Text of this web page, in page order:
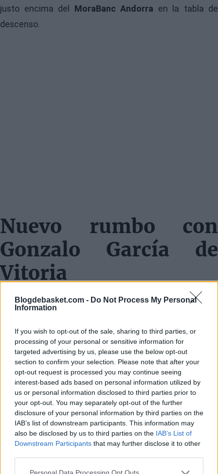
Blogdebasket.com - Do Not Process My Personal
Information
If you wish to opt-out of the sale, sharing to third parties, or
processing of your personal or sensitive information for
targeted advertising by us, please use the below opt-out
section to confirm your selection. Please note that after your
opt-out request is processed you may continue seeing
interest-based ads based on personal information utilized by
us or personal information disclosed to third parties prior to
your opt-out. You may separately opt-out of the further
disclosure of your personal information by third parties on the
IAB’s list of downstream participants. This information may
also be disclosed by us to third parties on the IAB’s List of
Downstream Participants that may further disclose it to other
justo encima del MoraBanc Andorra en la tabla de
descenso.
Nuevo rumbo con
Gonzalo García de
Vitoria
Con solo tres partidos por delante para finalizar la
temporada,Gonzalo García de Vitoria
liderar el equipo de manera inmediata. Contará con el
respaldo de sus asistentesRodrigo San Miguely
Serna. Afrontarán un calendario exigente para asegurar
la permanencia en Primera División, con dos
compromisos seguidos en casa ante elUCAM Murcia
Valenciaen el Pabellón Príncipe Felipe, antes de
viajar aRío Breoganen un determinante último
encuentro.